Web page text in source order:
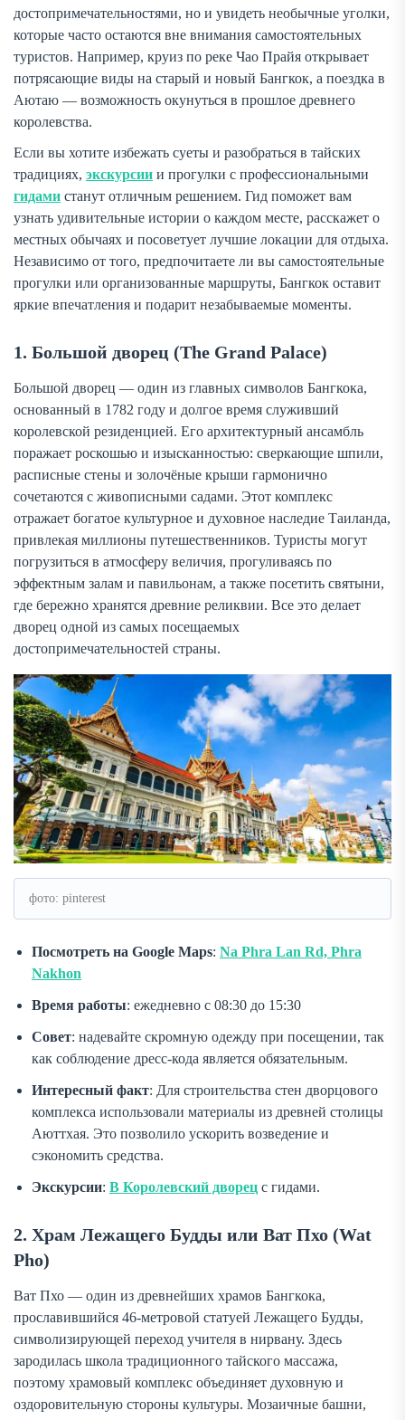
достопримечательностями, но и увидеть необычные уголки,
которые часто остаются вне внимания самостоятельных
туристов. Например, круиз по реке Чао Прайя открывает
потрясающие виды на старый и новый Бангкок, а поездка в
Аютаю — возможность окунуться в прошлое древнего
королевства.
Если вы хотите избежать суеты и разобраться в тайских
традициях, экскурсии и прогулки с профессиональными
гидами станут отличным решением. Гид поможет вам
узнать удивительные истории о каждом месте, расскажет о
местных обычаях и посоветует лучшие локации для отдыха.
Независимо от того, предпочитаете ли вы самостоятельные
прогулки или организованные маршруты, Бангкок оставит
яркие впечатления и подарит незабываемые моменты.
1. Большой дворец (The Grand Palace)
Большой дворец — один из главных символов Бангкока,
основанный в 1782 году и долгое время служивший
королевской резиденцией. Его архитектурный ансамбль
поражает роскошью и изысканностью: сверкающие шпили,
расписные стены и золочёные крыши гармонично
сочетаются с живописными садами. Этот комплекс
отражает богатое культурное и духовное наследие Таиланда,
привлекая миллионы путешественников. Туристы могут
погрузиться в атмосферу величия, прогуливаясь по
эффектным залам и павильонам, а также посетить святыни,
где бережно хранятся древние реликвии. Все это делает
дворец одной из самых посещаемых
достопримечательностей страны.
фото: pinterest
Посмотреть на Google Maps: Na Phra Lan Rd, Phra
Nakhon
Время работы: ежедневно с 08:30 до 15:30
Совет: надевайте скромную одежду при посещении, так
как соблюдение дресс-кода является обязательным.
Интересный факт: Для строительства стен дворцового
комплекса использовали материалы из древней столицы
Аюттхая. Это позволило ускорить возведение и
сэкономить средства.
Экскурсии: В Королевский дворец с гидами.
2. Храм Лежащего Будды или Ват Пхо (Wat
Pho)
Ват Пхо — один из древнейших храмов Бангкока,
прославившийся 46-метровой статуей Лежащего Будды,
символизирующей переход учителя в нирвану. Здесь
зародилась школа традиционного тайского массажа,
поэтому храмовый комплекс объединяет духовную и
оздоровительную стороны культуры. Мозаичные башни,